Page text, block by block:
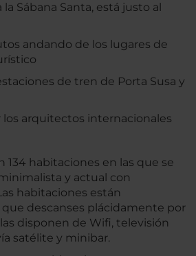
Sábana Santa, está justo al
andando de los lugares de
de tren de Porta Susa y
los arquitectos internacionales
134 habitaciones en las que se
y actual con
habitaciones están
que descanses plácidamente por
disponen de Wifi, televisión
satélite y minibar.